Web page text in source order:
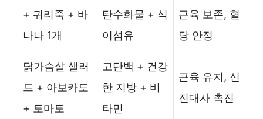
+ 귀리죽 + 바
나나 1개
탄수화물 + 식
이섬유
근육 보존, 혈
당 안정
닭가슴살 샐러
드 + 아보카도
+ 토마토
고단백 + 건강
한 지방 + 비
타민
근육 유지, 신
진대사 촉진